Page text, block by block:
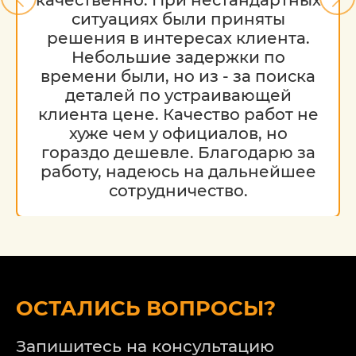
ситуациях были приняты
решения в интересах клиента.
Небольшие задержки по
времени были, но из - за поиска
деталей по устраивающей
клиента цене. Качество работ не
хуже чем у официалов, но
гораздо дешевле. Благодарю за
работу, надеюсь на дальнейшее
сотрудничество.
ОСТАЛИСЬ ВОПРОСЫ?
Запишитесь на консультацию